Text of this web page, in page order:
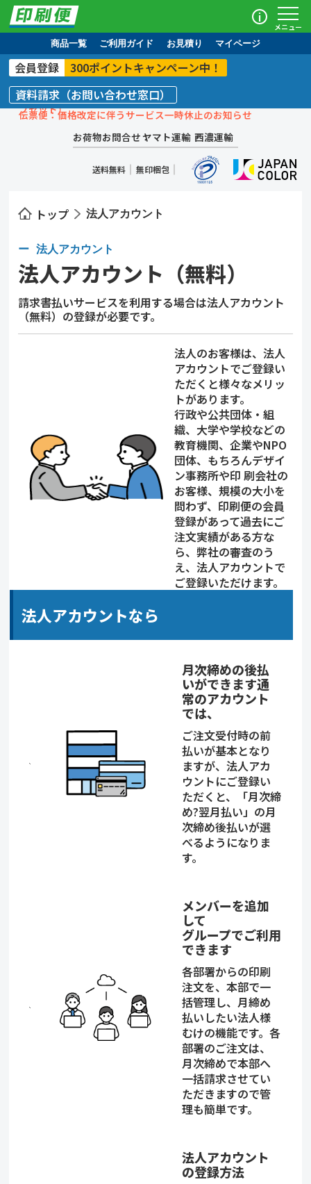
i
メニュー
商品一覧
ご利用ガイド お見積り マイページ
会員登録
300ポイントキャンペーン中！
資料請求（お問い合わせ窓口）
カーボンニュートラル達成中（スコープ１～３までカーボンオ
フセット）
伝票便：価格改定に伴うサービス一時休止のお知らせ
お盆休業のお知らせ
カーボンニュートラル達成中（スコープ１～３までカーボンオ
お荷物お問合せ：ヤマト運輸 ・
西濃運輸
送料無料 無印梱包
トップ 法人アカウント
法人アカウント
法人アカウント（無料）
請求書払いサービスを利用する場合は法人アカウント
（無料）の登録が必要です。
法人のお客様は、法人
アカウントでご登録い
ただくと様々なメリッ
トがあります。
行政や公共団体・組
織、大学や学校などの
教育機関、企業やNPO
団体、もちろんデザイ
ン事務所や印 刷会社の
お客様、規模の大小を
問わず、印刷便の会員
登録があって過去にご
注文実績がある方な
ら、弊社の審査のう
え、法人アカウントで
ご登録いただけます。
法人アカウントなら
月次締めの後払
いができます通
常のアカウント
では、
ご注文受付時の前
払いが基本となり
ますが、法人アカ
ウントにご登録い
ただくと、「月次締
め?翌月払い」の月
次締め後払いが選
べるようになりま
す。
メンバーを追加
して
グループでご利用
できます
各部署からの印刷
注文を、本部で一
括管理し、月締め
払いしたい法人様
むけの機能です。各
部署のご注文は、
月次締めで本部へ
一括請求させてい
ただきますので管
理も簡単です。
法人アカウント
の登録方法